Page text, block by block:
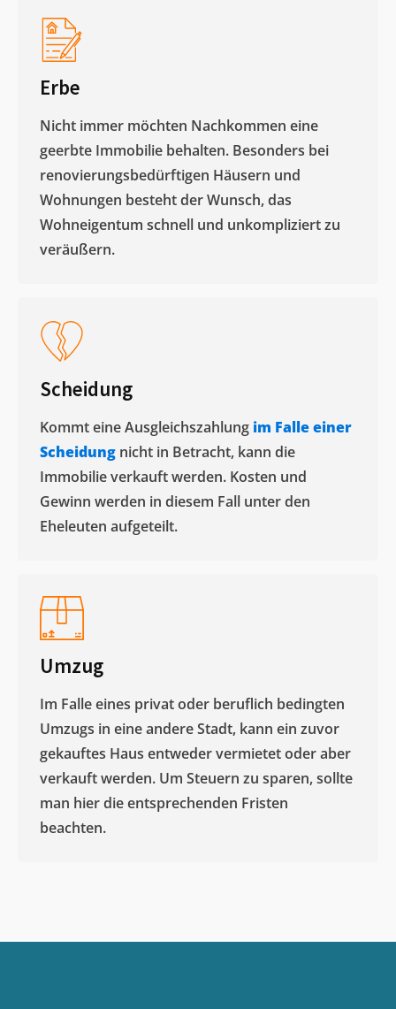
Erbe
Nicht immer möchten Nachkommen eine
geerbte Immobilie behalten. Besonders bei
renovierungsbedürftigen Häusern und
Wohnungen besteht der Wunsch, das
Wohneigentum schnell und unkompliziert zu
veräußern. ​
Scheidung
Kommt eine Ausgleichszahlung im Falle einer
Scheidung nicht in Betracht, kann die
Immobilie verkauft werden. Kosten und
Gewinn werden in diesem Fall unter den
Eheleuten aufgeteilt.​
Umzug
Im Falle eines privat oder beruflich bedingten
Umzugs in eine andere Stadt, kann ein zuvor
gekauftes Haus entweder vermietet oder aber
verkauft werden. Um Steuern zu sparen, sollte
man hier die entsprechenden Fristen
beachten.